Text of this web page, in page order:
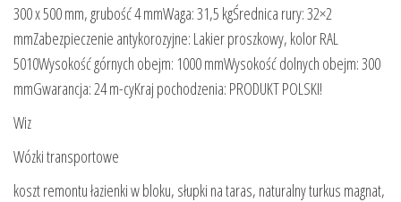
300 x 500 mm, grubość 4 mmWaga: 31,5 kgŚrednica rury: 32×2
mmZabezpieczenie antykorozyjne: Lakier proszkowy, kolor RAL
5010Wysokość górnych obejm: 1000 mmWysokość dolnych obejm: 300
mmGwarancja: 24 m-cyKraj pochodzenia: PRODUKT POLSKI!
Wiz
Wózki transportowe
koszt remontu łazienki w bloku, słupki na taras, naturalny turkus magnat,